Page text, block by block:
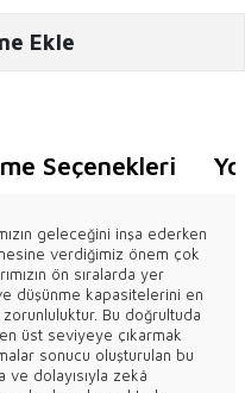
Ekle
Seçenekleri
geleceğini inşa ederken
verdiğimiz önem çok
ön sıralarda yer
düşünme kapasitelerini en
Bu doğrultuda
üst seviyeye çıkarmak
sonucu oluşturulan bu
ve dolayısıyla zekâ